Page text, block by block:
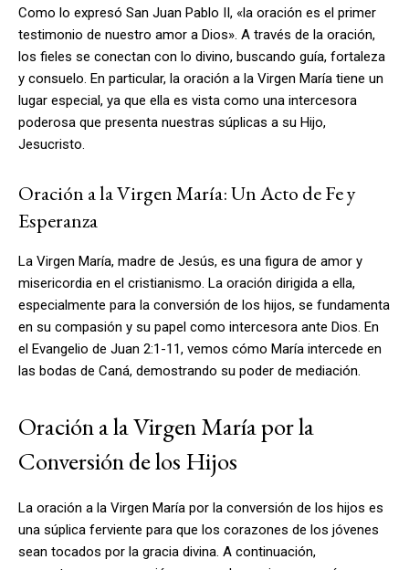
Como lo expresó San Juan Pablo II, «la oración es el primer
testimonio de nuestro amor a Dios». A través de la oración,
los fieles se conectan con lo divino, buscando guía, fortaleza
y consuelo. En particular, la oración a la Virgen María tiene un
lugar especial, ya que ella es vista como una intercesora
poderosa que presenta nuestras súplicas a su Hijo,
Jesucristo.
Oración a la Virgen María: Un Acto de Fe y
Esperanza
La Virgen María, madre de Jesús, es una figura de amor y
misericordia en el cristianismo. La oración dirigida a ella,
especialmente para la conversión de los hijos, se fundamenta
en su compasión y su papel como intercesora ante Dios. En
el Evangelio de Juan 2:1-11, vemos cómo María intercede en
las bodas de Caná, demostrando su poder de mediación.
Oración a la Virgen María por la
Conversión de los Hijos
La oración a la Virgen María por la conversión de los hijos es
una súplica ferviente para que los corazones de los jóvenes
sean tocados por la gracia divina. A continuación,